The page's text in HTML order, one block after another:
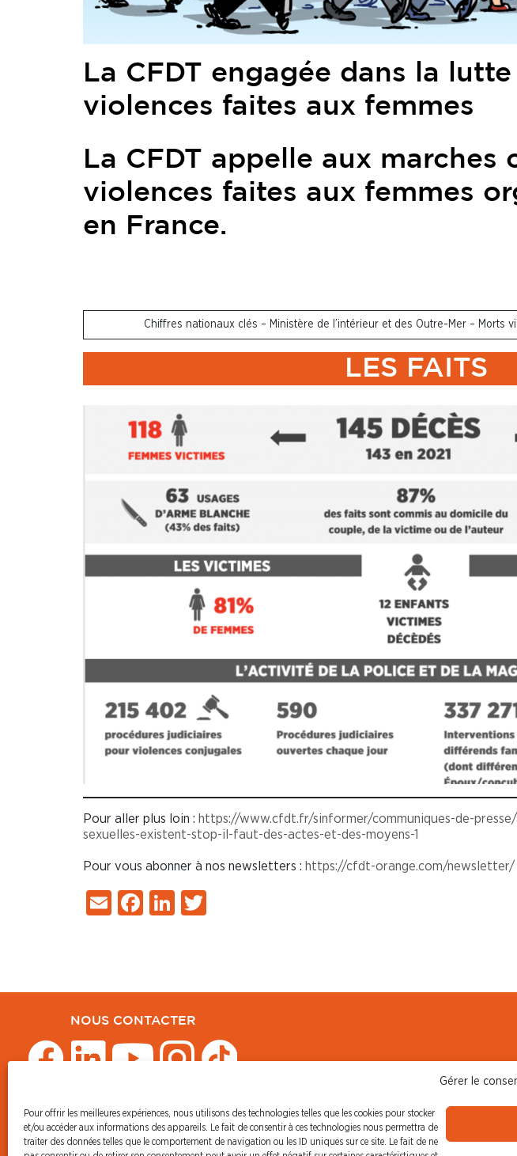
Gérer le
Pour offrir les meilleures expériences, nous utilisons des technologies telles que les cookies pour stocker
et/ou accéder aux informations des appareils. Le fait de consentir à ces technologies nous permettra de
traiter des données telles que le comportement de navigation ou les ID uniques sur ce site. Le fait de ne
La CFDT engagée dans la
violences faites aux femmes
La CFDT appelle aux marches
violences faites aux femmes
en France.
Chiffres nationaux clés – Ministère de l’intérieur et des Outre-Mer – Morts
LES FAITS
Pour aller plus loin : https://www.cfdt.fr/sinformer/communiques-de-
sexuelles-existent-stop-il-faut-des-actes-et-des-moyens-1
Pour vous abonner à nos newsletters : https://cfdt-orange.com/newsletter/
EmailFacebook
LinkedIn
NOUS CONTACTER
© CFDT Orange
47 AVENUE SIMON BOLIVAR
75950 PARIS CEDEX 19